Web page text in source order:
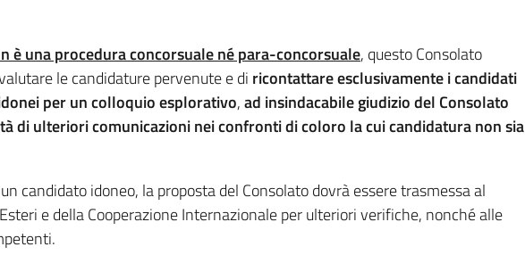
è una procedura concorsuale né para-concorsuale, questo Consolato
le candidature pervenute e di ricontattare esclusivamente i candidati
per un colloquio esplorativo,ad insindacabile giudizio del Consolato
di ulteriori comunicazioni nei confronti di coloro la cui candidatura non sia
candidato idoneo, la proposta del Consolato dovrà essere trasmessa al
e della Cooperazione Internazionale per ulteriori verifiche, nonché alle